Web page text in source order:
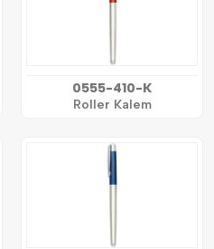
0555-410-K
Roller Kalem